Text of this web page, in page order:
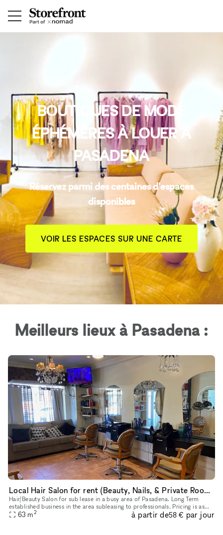
BOUTIQUES DE MODE
ÉPHÉMÈRES À LOUER À
PASADENA
Réservez parmi des centaines d'espaces
disponibles
VOIR LES ESPACES SUR UNE CARTE
Meilleurs lieux à Pasadena :
Local Hair Salon for rent (Beauty, Nails, & Private Rooms)
Hair/Beauty Salon for sub lease in a busy area of Pasadena. Long Term
established business in the area subleasing to professionals. Pricing is as
follows: Two Hair Salon Chairs for $400/week (+ store
63 m2 à partir de58 € par jour